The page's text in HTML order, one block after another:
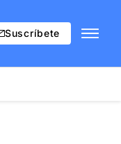
Suscríbete